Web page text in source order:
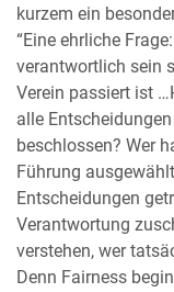
kurzem ein
“Eine ehrliche
verantwortlich sein
Verein passiert ist
alle
beschlossen? Wer
Führung
Entscheidungen
Verantwortung
verstehen, wer
Denn Fairness